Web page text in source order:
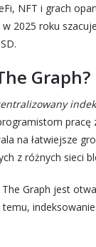
NFT i grach
2025 roku
Graph?
pracę
na łatwiejsze
z różnych sieci
Graph jest